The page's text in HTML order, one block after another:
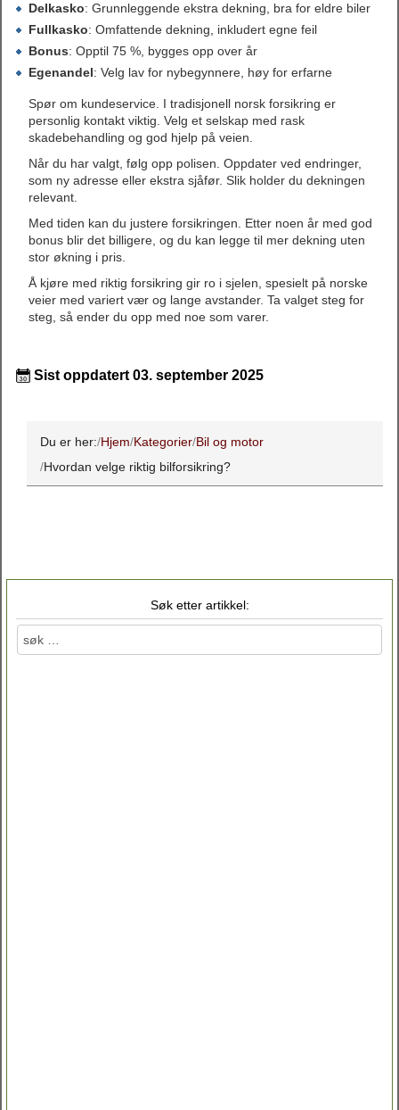
Delkasko: Grunnleggende ekstra dekning, bra for eldre biler
Fullkasko: Omfattende dekning, inkludert egne feil
Bonus: Opptil 75 %, bygges opp over år
Egenandel: Velg lav for nybegynnere, høy for erfarne
Spør om kundeservice. I tradisjonell norsk forsikring er
personlig kontakt viktig. Velg et selskap med rask
skadebehandling og god hjelp på veien.
Når du har valgt, følg opp polisen. Oppdater ved endringer,
som ny adresse eller ekstra sjåfør. Slik holder du dekningen
relevant.
Med tiden kan du justere forsikringen. Etter noen år med god
bonus blir det billigere, og du kan legge til mer dekning uten
stor økning i pris.
Å kjøre med riktig forsikring gir ro i sjelen, spesielt på norske
veier med variert vær og lange avstander. Ta valget steg for
steg, så ender du opp med noe som varer.
Sist oppdatert 03. september 2025
Du er her: Hjem Kategorier Bil og motor
Hvordan velge riktig bilforsikring?
Søk etter artikkel: